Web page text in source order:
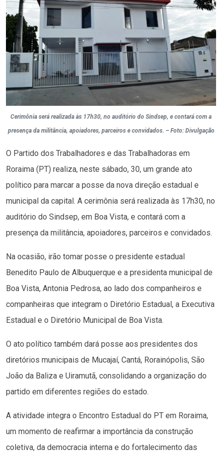
Cerimônia será realizada às 17h30, no auditório do Sindsep, e contará com a
presença da militância, apoiadores, parceiros e convidados. – Foto: Divulgação
O Partido dos Trabalhadores e das Trabalhadoras em
Roraima (PT) realiza, neste sábado, 30, um grande ato
político para marcar a posse da nova direção estadual e
municipal da capital. A cerimônia será realizada às 17h30, no
auditório do Sindsep, em Boa Vista, e contará com a
presença da militância, apoiadores, parceiros e convidados.
Na ocasião, irão tomar posse o presidente estadual
Benedito Paulo de Albuquerque e a presidenta municipal de
Boa Vista, Antonia Pedrosa, ao lado dos companheiros e
companheiras que integram o Diretório Estadual, a Executiva
Estadual e o Diretório Municipal de Boa Vista.
O ato político também dará posse aos presidentes dos
diretórios municipais de Mucajaí, Cantá, Rorainópolis, São
João da Baliza e Uiramutã, consolidando a organização do
partido em diferentes regiões do estado.
A atividade integra o Encontro Estadual do PT em Roraima,
um momento de reafirmar a importância da construção
coletiva, da democracia interna e do fortalecimento das